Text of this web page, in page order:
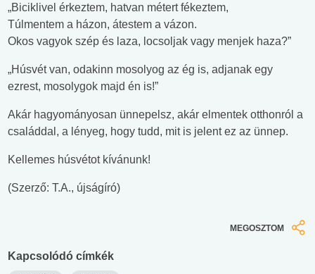
„Biciklivel érkeztem, hatvan métert fékeztem,
Túlmentem a házon, átestem a vázon.
Okos vagyok szép és laza, locsoljak vagy menjek haza?”
„Húsvét van, odakinn mosolyog az ég is, adjanak egy
ezrest, mosolygok majd én is!”
Akár hagyományosan ünnepelsz, akár elmentek otthonról a
családdal, a lényeg, hogy tudd, mit is jelent ez az ünnep.
Kellemes húsvétot kívánunk!
(Szerző: T.A., újságíró)
MEGOSZTOM
Kapcsolódó címkék